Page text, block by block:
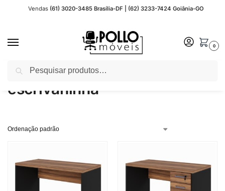
Vendas (61) 3020-3485 Brasília-DF | (62) 3233-7424 Goiânia-GO
0
Início Produtos marcados com a tag “escrivaninha”
escrivaninha